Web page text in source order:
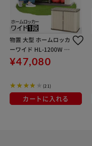
物置 大型 ホームロッカ
ーワイド HL-1200W ブ
ラウン
¥47,080
(21)
カートに入れる